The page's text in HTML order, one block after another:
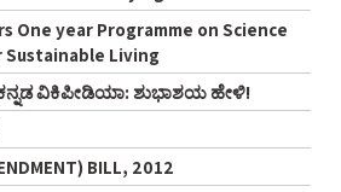
One year Programme on Science
Sustainable Living
ವಿಕಿಪೀಡಿಯಾ: ಶುಭಾಶಯ ಹೇಳಿ!
BILL, 2012